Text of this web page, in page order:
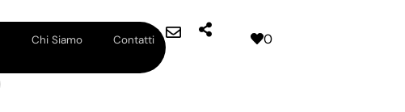
Chi Siamo Contatti 0